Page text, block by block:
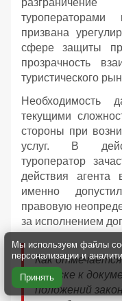
призвана
сфере защиты
прозрачность
туристического
Необходимость
текущими
стороны при
услуг. В
туроператор
действия агента
именно
правовую
за исполнением
Как
записке к
положений
Мы используем файлы
персонализации и
Принять